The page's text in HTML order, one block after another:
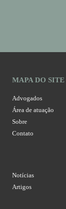
MAPA DO SITE
Advogados
Área de atuação
Sobre
Contato
Notícias
Artigos